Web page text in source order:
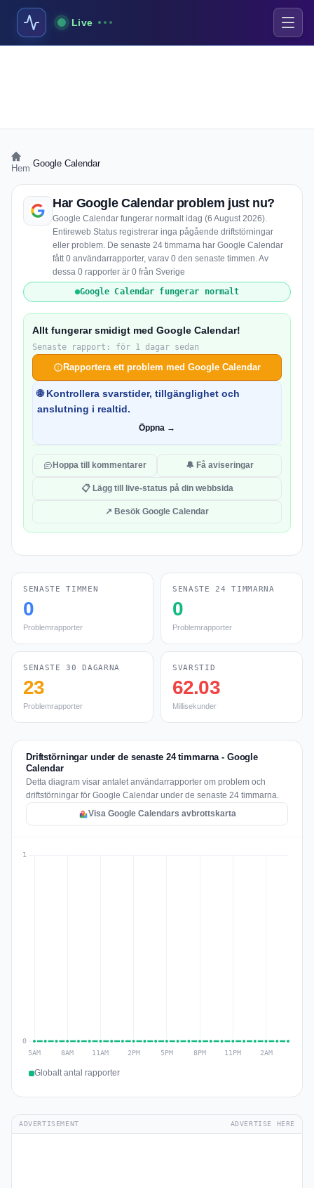
Live
Hem Google Calendar
Har Google Calendar problem just nu?
Google Calendar fungerar normalt idag (6 August 2026).
Entireweb Status registrerar inga pågående driftstörningar
eller problem. De senaste 24 timmarna har Google Calendar
fått 0 användarrapporter, varav 0 den senaste timmen. Av
dessa 0 rapporter är 0 från Sverige
Google Calendar fungerar normalt
Allt fungerar smidigt med Google Calendar!
Senaste rapport: för 1 dagar sedan
Rapportera ett problem med Google Calendar
🌐 Kontrollera svarstider, tillgänglighet och
anslutning i realtid.
Öppna →
Hoppa till kommentarer 🔔 Få aviseringar
📋 Lägg till live-status på din webbsida
↗ Besök Google Calendar
SENASTE TIMMEN
0
Problemrapporter
SENASTE 24 TIMMARNA
0
Problemrapporter
SENASTE 30 DAGARNA
23
Problemrapporter
SVARSTID
62.03
Millisekunder
Driftstörningar under de senaste 24 timmarna - Google
Calendar
Detta diagram visar antalet användarrapporter om problem och
driftstörningar för Google Calendar under de senaste 24 timmarna.
Visa Google Calendars avbrottskarta
Globalt antal rapporter
ADVERTISEMENT ADVERTISE HERE